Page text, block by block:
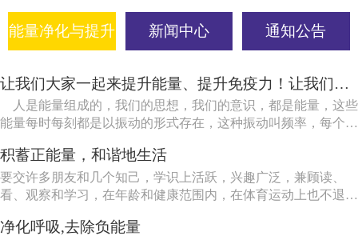
能量净化与提升 新闻中心 通知公告
让我们大家一起来提升能量、提升免疫力！让我们大家一起吸引健康、吸引快乐！
人是能量组成的，我们的思想，我们的意识，都是能量，这些
能量每时每刻都是以振动的形式存在，这种振动叫频率，每个人
率比较低，如果您现在有负债而又自卑，那您一定会吸引贫穷和
匮乏的频率，想要解决这一问题，唯一的方法是：保持身体健
康、...
积蓄正能量，和谐地生活
要交许多朋友和几个知己，学识上活跃，兴趣广泛，兼顾读、
看、观察和学习，在年龄和健康范围内，在体育运动上也不退
净化呼吸,去除负能量